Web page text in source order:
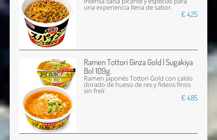
una experiencia llena de sabor.
€ 4,25
Ramen Tottori Ginza Gold | Sugakiya
Bol 109g.
Ramen japonés Tottori Gold con caldo
dorado de hueso de res y fideos finos
sin freír.
€ 4,85